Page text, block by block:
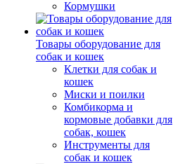
Кормушки
Товары оборудование для
собак и кошек
Клетки для собак и
кошек
Миски и поилки
Комбикорма и
кормовые добавки для
собак, кошек
Инструменты для
собак и кошек